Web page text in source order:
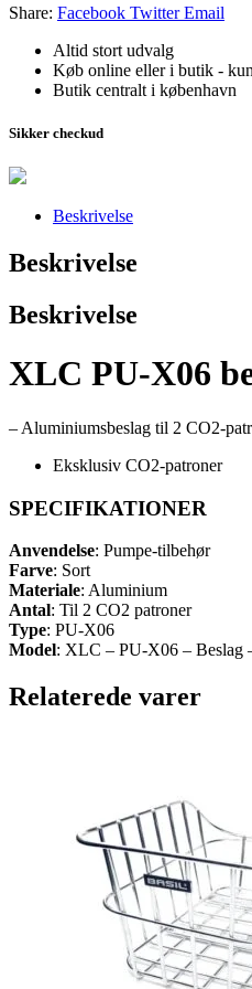
Share: Facebook Twitter Email
Altid stort udvalg
Køb online eller i butik -
Butik centralt i københavn
Sikker checkud
Beskrivelse
Beskrivelse
Beskrivelse
XLC PU-X06
– Aluminiumsbeslag til 2 CO2-
Eksklusiv CO2-patroner
SPECIFIKATIONER
Anvendelse: Pumpe-tilbehør
Farve: Sort
Materiale: Aluminium
Antal: Til 2 CO2 patroner
Type: PU-X06
Model: XLC – PU-X06 – Beslag
Relaterede varer